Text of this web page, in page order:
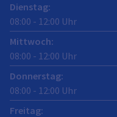
Dienstag:
08:00 - 12:00 Uhr
Mittwoch:
08:00 - 12:00 Uhr
Donnerstag:
08:00 - 12:00 Uhr
Freitag: